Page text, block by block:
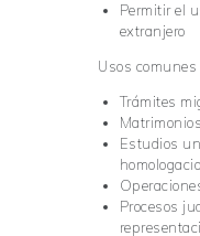
Permitir el
extranjero
Usos
Trámites
Estudios
Procesos